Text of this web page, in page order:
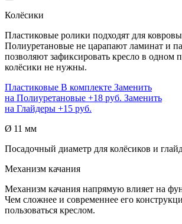
Колёсики
Пластиковые ролики подходят для
Полиуретановые не царапают ламинат и
позволяют зафиксировать кресло в одном
колёсики не нужны.
Пластиковые В комплекте Заменить
на Полиуретановые +18 руб. Заменить
на Глайдеры +15 руб.
Ø 11 мм
Посадочный диаметр для колёсиков и
Механизм качания
Механизм качания напрямую влияет на
Чем сложнее и современнее его
пользоваться креслом.